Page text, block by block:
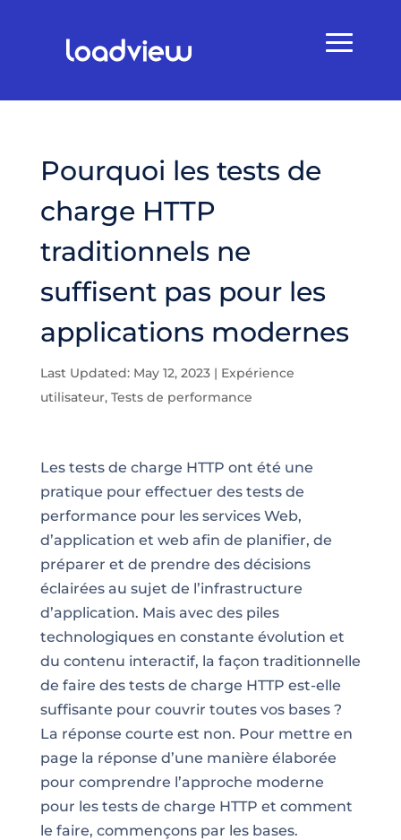
Pourquoi les tests de
charge HTTP
traditionnels ne
suffisent pas pour les
applications modernes
Last Updated: May 12, 2023| Expérience
utilisateur, Tests de performance
Les tests de charge HTTP ont été une
pratique pour effectuer des tests de
performance pour les services Web,
d’application et web afin de planifier, de
préparer et de prendre des décisions
éclairées au sujet de l’infrastructure
d’application. Mais avec des piles
technologiques en constante évolution et
du contenu interactif, la façon traditionnelle
de faire des tests de charge HTTP est-elle
suffisante pour couvrir toutes vos bases ?
La réponse courte est non. Pour mettre en
page la réponse d’une manière élaborée
pour comprendre l’approche moderne
pour les tests de charge HTTP et comment
le faire, commençons par les bases.